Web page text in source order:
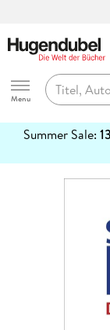
Hugendubel
Menu
Summer Sale:
erfahren